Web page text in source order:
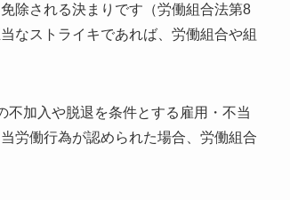
除される決まりです（労働組合法第8
なストライキであれば、労働組合や組
不加入や脱退を条件とする雇用・不当
労働行為が認められた場合、労働組合